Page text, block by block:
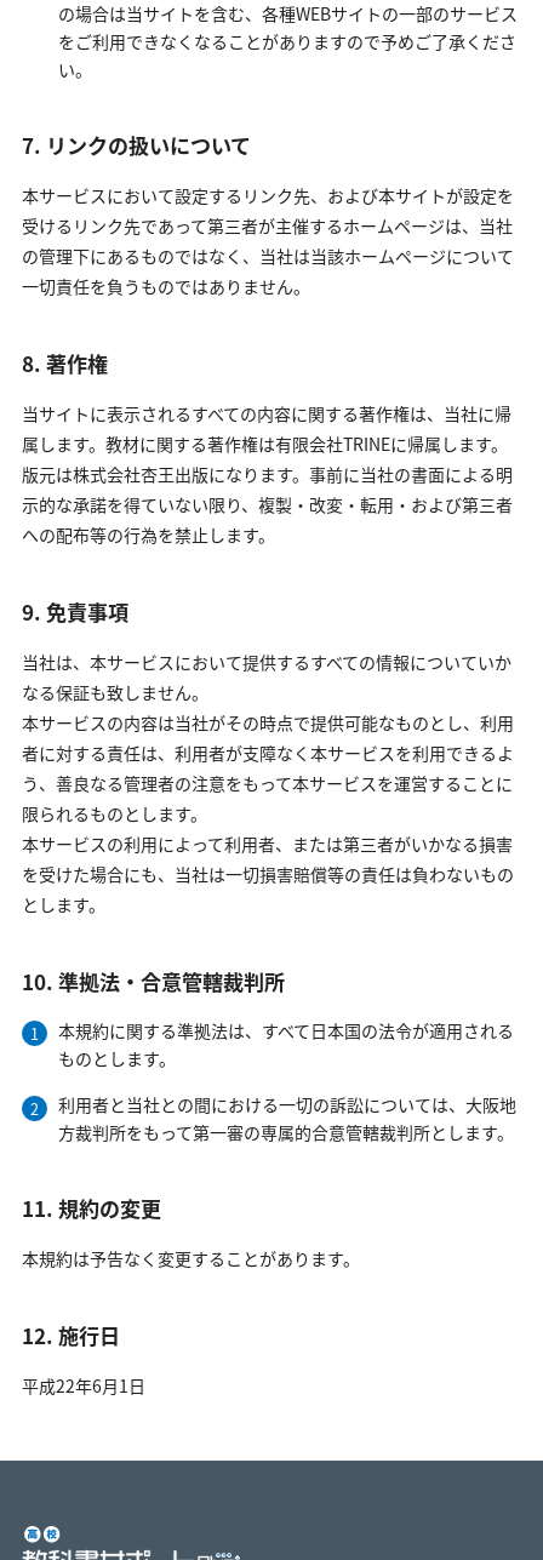
の場合は当サイトを含む、各種WEBサイトの一部のサービス
をご利用できなくなることがありますので予めご了承くださ
い。
7. リンクの扱いについて
本サービスにおいて設定するリンク先、および本サイトが設定を
受けるリンク先であって第三者が主催するホームページは、当社
の管理下にあるものではなく、当社は当該ホームページについて
一切責任を負うものではありません。
8. 著作権
当サイトに表示されるすべての内容に関する著作権は、当社に帰
属します。教材に関する著作権は有限会社TRINEに帰属します。
版元は株式会社杏王出版になります。事前に当社の書面による明
示的な承諾を得ていない限り、複製・改変・転用・および第三者
への配布等の行為を禁止します。
9. 免責事項
当社は、本サービスにおいて提供するすべての情報についていか
なる保証も致しません。
本サービスの内容は当社がその時点で提供可能なものとし、利用
者に対する責任は、利用者が支障なく本サービスを利用できるよ
う、善良なる管理者の注意をもって本サービスを運営することに
限られるものとします。
本サービスの利用によって利用者、または第三者がいかなる損害
を受けた場合にも、当社は一切損害賠償等の責任は負わないもの
とします。
10. 準拠法・合意管轄裁判所
本規約に関する準拠法は、すべて日本国の法令が適用される
ものとします。
利用者と当社との間における一切の訴訟については、大阪地
方裁判所をもって第一審の専属的合意管轄裁判所とします。
11. 規約の変更
本規約は予告なく変更することがあります。
12. 施行日
平成22年6月1日